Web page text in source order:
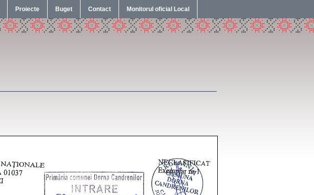
Proiecte Buget Contact Monitorul oficial Local